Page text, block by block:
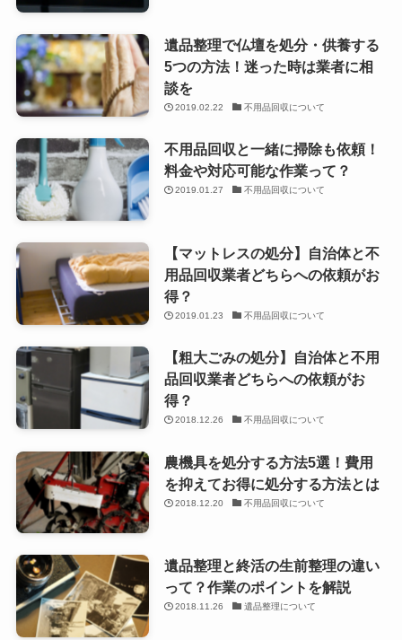
遺品整理で仏壇を処分・供養する
5つの方法！迷った時は業者に相
談を
2019.02.22 不用品回収について
不用品回収と一緒に掃除も依頼！
料金や対応可能な作業って？
2019.01.27 不用品回収について
【マットレスの処分】自治体と不
用品回収業者どちらへの依頼がお
得？
2019.01.23 不用品回収について
【粗大ごみの処分】自治体と不用
品回収業者どちらへの依頼がお
得？
2018.12.26 不用品回収について
農機具を処分する方法5選！費用
を抑えてお得に処分する方法とは
2018.12.20 不用品回収について
遺品整理と終活の生前整理の違い
って？作業のポイントを解説
2018.11.26 遺品整理について